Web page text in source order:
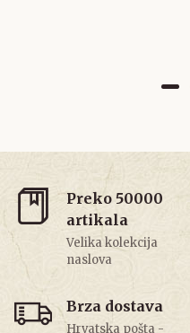
Preko 50000
artikala
Velika kolekcija
naslova
Brza dostava
Hrvatska pošta -